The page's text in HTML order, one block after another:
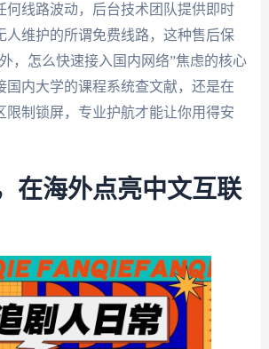
何线路波动，后台技术团队提供即时
人维护的所谓免费线路，这种售后保
，怎么快速接入国内网络”焦虑的核心
国内大学的课程系统查文献，还是在
限制锁屏，专业护航才能让你用得安
在海外点亮中文互联